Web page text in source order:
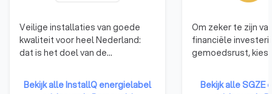
Veilige installaties van goede
kwaliteit voor heel Nederland:
dat is het doel van de
Om dit doel te bereiken,
ontwikkelt en beheert InstallQ
Bekijk alle InstallQ energielabel
Om zeker te zijn
financiële
gemoedsrust,
aangesloten is bij
garantiefonds.
Bekijk alle SGZE